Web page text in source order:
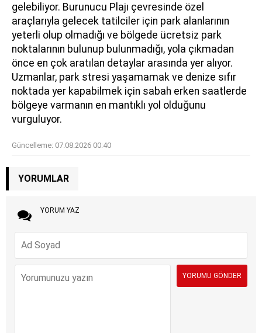
gelebiliyor. Burunucu Plajı çevresinde özel
araçlarıyla gelecek tatilciler için park alanlarının
yeterli olup olmadığı ve bölgede ücretsiz park
noktalarının bulunup bulunmadığı, yola çıkmadan
önce en çok aratılan detaylar arasında yer alıyor.
Uzmanlar, park stresi yaşamamak ve denize sıfır
noktada yer kapabilmek için sabah erken saatlerde
bölgeye varmanın en mantıklı yol olduğunu
vurguluyor.
Güncelleme: 07.08.2026 00:40
YORUMLAR
YORUM YAZ